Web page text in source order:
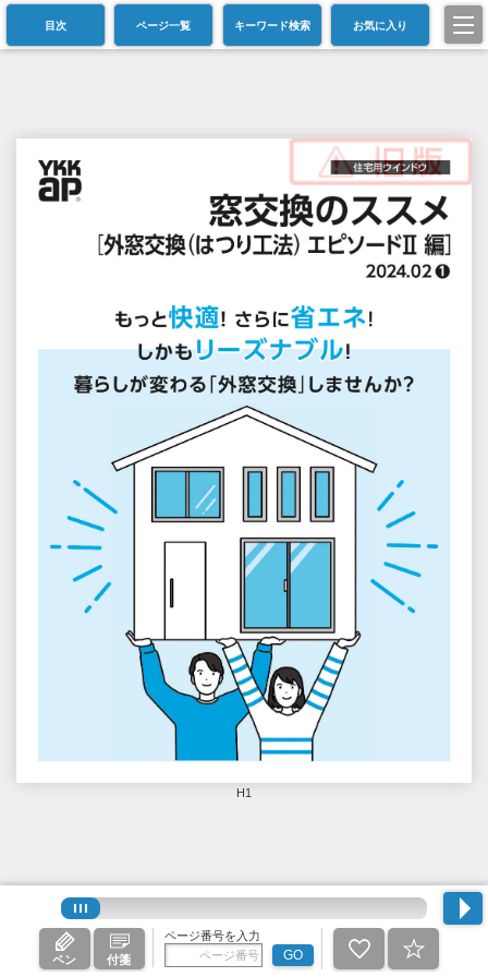
目次 ページ一覧 キーワード検索 お気に入り
H1
ペン 付箋
ページ番号を入力
GO